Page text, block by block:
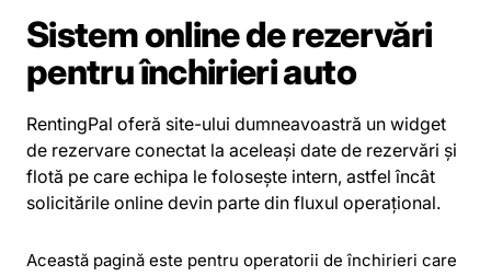
Sistem online de rezervări
pentru închirieri auto
RentingPal oferă site-ului dumneavoastră un widget
de rezervare conectat la aceleași date de rezervări și
flotă pe care echipa le folosește intern, astfel încât
solicitările online devin parte din fluxul operațional.
Această pagină este pentru operatorii de închirieri care